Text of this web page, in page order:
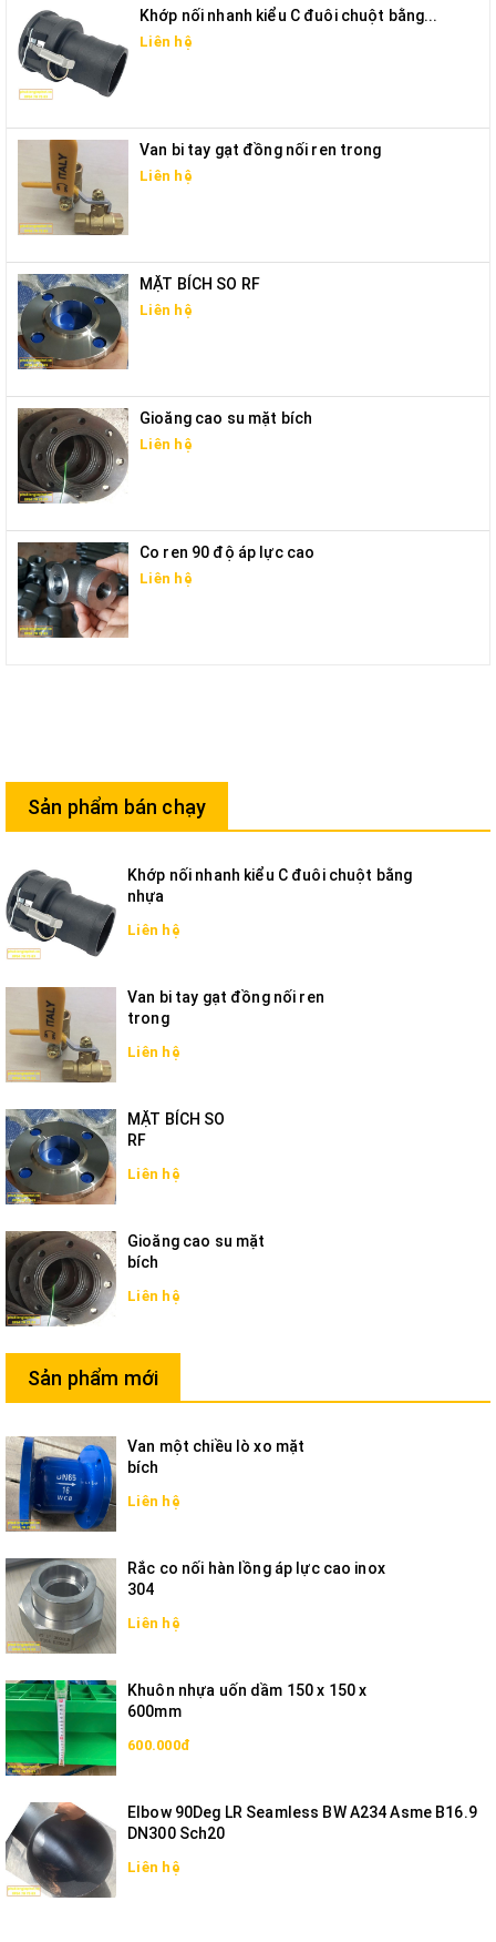
Khớp nối nhanh kiểu C đuôi chuột bằng...
Liên hệ
Van bi tay gạt đồng nối ren trong
Liên hệ
MẶT BÍCH SO RF
Liên hệ
Gioăng cao su mặt bích
Liên hệ
Co ren 90 độ áp lực cao
Liên hệ
Sản phẩm bán chạy
Khớp nối nhanh kiểu C đuôi chuột bằng
nhựa
Liên hệ
Van bi tay gạt đồng nối ren
trong
Liên hệ
MẶT BÍCH SO
RF
Liên hệ
Gioăng cao su mặt
bích
Liên hệ
Sản phẩm mới
Van một chiều lò xo mặt
bích
Liên hệ
Rắc co nối hàn lồng áp lực cao inox
304
Liên hệ
Khuôn nhựa uốn dầm 150 x 150 x
600mm
600.000đ
Elbow 90Deg LR Seamless BW A234 Asme B16.9
DN300 Sch20
Liên hệ